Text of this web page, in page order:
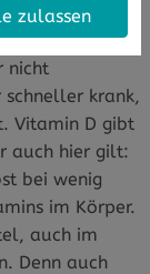
es
sorgt für ein
nicht
krank,
Vitamin D gibt
auch hier gilt:
bei wenig
im Körper.
auch im
Denn auch
zulassen